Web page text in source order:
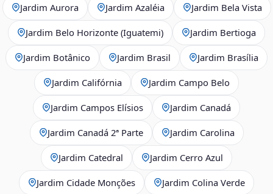
Jardim Aurora Jardim Azaléia Jardim Bela Vista
Jardim Belo Horizonte (Iguatemi) Jardim Bertioga
Jardim Botânico Jardim Brasil Jardim Brasília
Jardim Califórnia Jardim Campo Belo
Jardim Campos Elísios Jardim Canadá
Jardim Canadá 2ª Parte Jardim Carolina
Jardim Catedral Jardim Cerro Azul
Jardim Cidade Monções Jardim Colina Verde